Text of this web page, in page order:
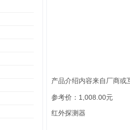
产品介绍内容来自厂商或
参考价：1,008.00元
红外探测器